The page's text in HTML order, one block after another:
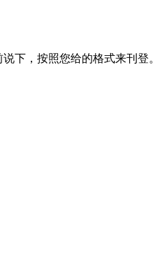
下，按照您给的格式来刊登